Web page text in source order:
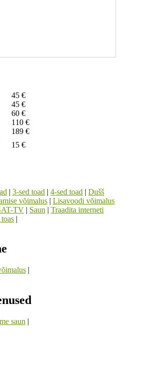
45 €
45 €
60 €
110 €
189 €
15 €
| 3-sed toad | 4-sed toad | Dušš
võimalus | Lisavoodi võimalus
TV | Saun | Traadita interneti
|
|
saun |